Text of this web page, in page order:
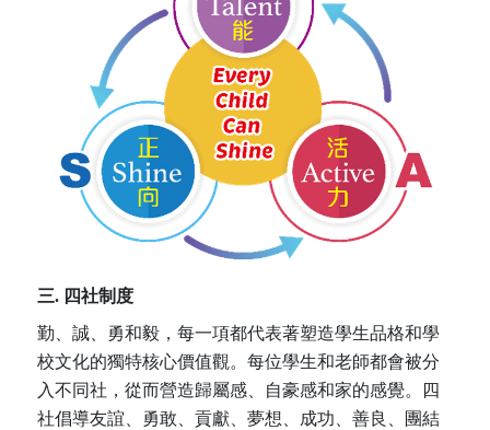
三. 四社制度
勤、誠、勇和毅，每一項都代表著塑造學生品格和學
校文化的獨特核心價值觀。每位學生和老師都會被分
入不同社，從而營造歸屬感、自豪感和家的感覺。四
社倡導友誼、勇敢、貢獻、夢想、成功、善良、團結